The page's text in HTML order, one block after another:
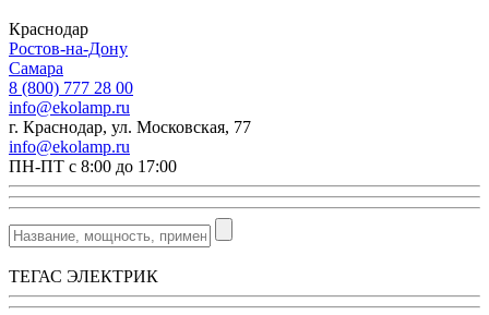
Краснодар
Ростов-на-Дону
Самара
8 (800) 777 28 00
info@ekolamp.ru
г. Краснодар, ул. Московская, 77
info@ekolamp.ru
ПН-ПТ с 8:00 до 17:00
ТЕГАС ЭЛЕКТРИК